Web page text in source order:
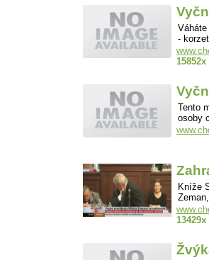
-
15852x
Tento
osoby
Kníže
13429x